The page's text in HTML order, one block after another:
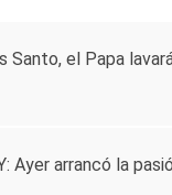
Santo, el Papa
Ayer arrancó la